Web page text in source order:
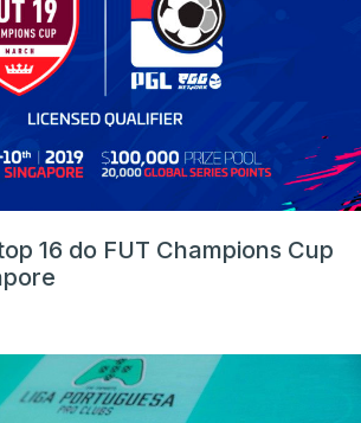
16 do FUT Champions Cup